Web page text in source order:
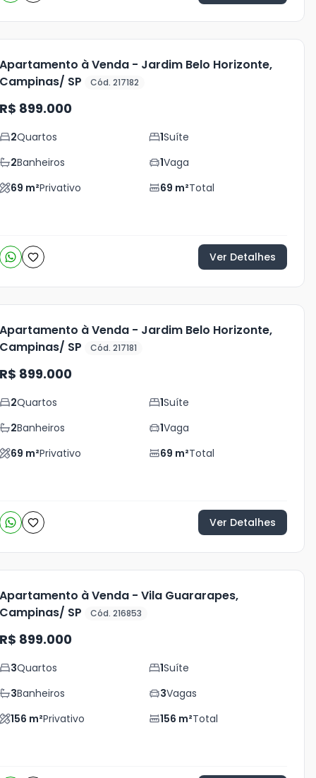
Apartamento à Venda - Jardim Belo Horizonte,
Campinas/ SP
Cód. 217182
R$ 899.000
2Quartos 1Suíte
2Banheiros 1Vaga
69 m²Privativo 69 m²Total
Ver Detalhes
Apartamento à Venda - Jardim Belo Horizonte,
Campinas/ SP
Cód. 217181
R$ 899.000
2Quartos 1Suíte
2Banheiros 1Vaga
69 m²Privativo 69 m²Total
Ver Detalhes
Apartamento à Venda - Vila Guararapes,
Campinas/ SP
Cód. 216853
R$ 899.000
3Quartos 1Suíte
3Banheiros 3Vagas
156 m²Privativo 156 m²Total